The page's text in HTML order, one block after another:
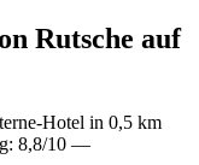
Rutsche auf
Hotel in 0,5 km
8,8/10 —